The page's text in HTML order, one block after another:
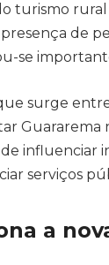
turismo rural
de
se
surge
Guararema
influenciar
serviços
a